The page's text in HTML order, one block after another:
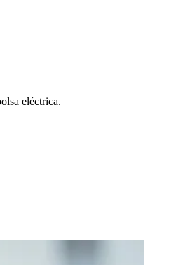
eléctrica.